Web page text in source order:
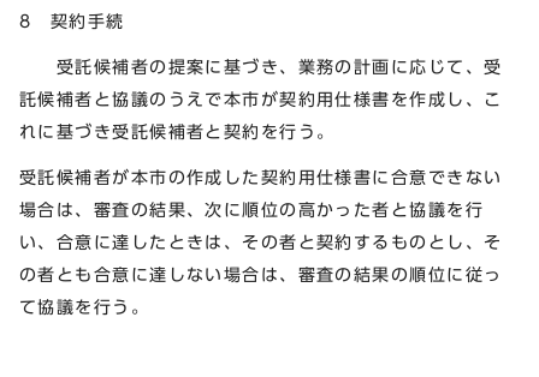
8 契約手続
受託候補者の提案に基づき、業務の計画に応じて、受
託候補者と協議のうえで本市が契約用仕様書を作成し、こ
れに基づき受託候補者と契約を行う。
受託候補者が本市の作成した契約用仕様書に合意できない
場合は、審査の結果、次に順位の高かった者と協議を行
い、合意に達したときは、その者と契約するものとし、そ
の者とも合意に達しない場合は、審査の結果の順位に従っ
て協議を行う。